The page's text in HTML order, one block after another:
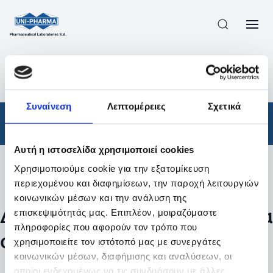
Συναίνεση Λεπτομέρειες Σχετικά
Αυτή η ιστοσελίδα χρησιμοποιεί cookies
Χρησιμοποιούμε cookie για την εξατομίκευση
περιεχομένου και διαφημίσεων, την παροχή λειτουργιών
κοινωνικών μέσων και την ανάλυση της
επισκεψιμότητάς μας. Επιπλέον, μοιραζόμαστε
πληροφορίες που αφορούν τον τρόπο που
χρησιμοποιείτε τον ιστότοπό μας με συνεργάτες
κοινωνικών μέσων, διαφήμισης και αναλύσεων, οι
οποίοι ενδεχομένως να τις συνδυάσουν με άλλες
ΠΡΟΪΟΝΤΑ
ΑΠΟΤΕΛΕΣΜΑΤΑ ΑΝΑΖΗΤΗΣΗΣ
Φάρμακα
Φίλτρα
Δεν βρέθηκαν προϊόντα με τα
συγκεκριμένα φίλτρα